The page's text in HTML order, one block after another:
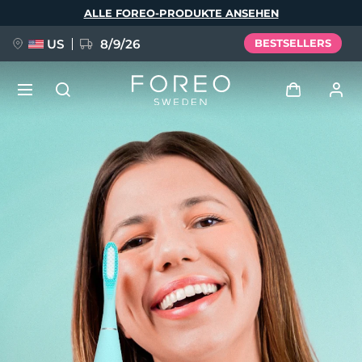
ALLE FOREO-PRODUKTE ANSEHEN
US 8/9/26 BESTSELLERS
Benutzerkonto
Meine Geräte
Meine Bestellungen
Meine Adressen
Meine Abonnements
FAQ™ Pure Beauty-Tech Elixir
BREAKING NEWS
issa™ Teeth Whitening Set
Deutsch
Español
Français
Italiano
Português
Svenska
Русский
简体中文 繁體中文